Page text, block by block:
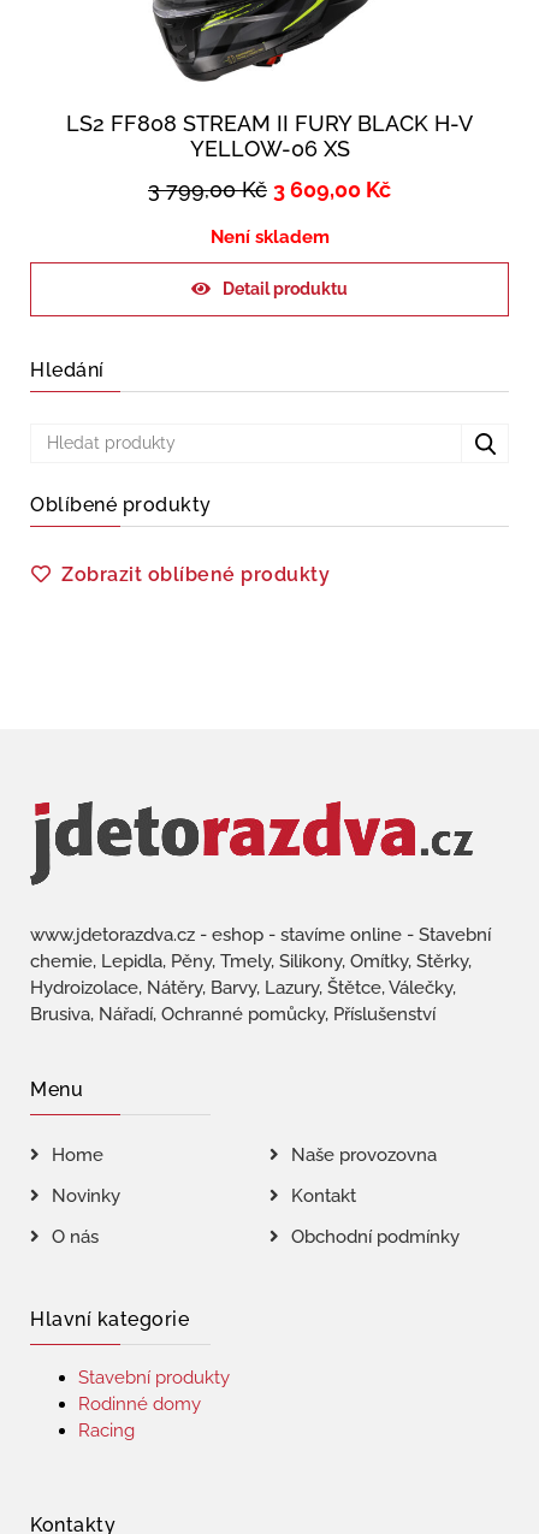
LS2 FF808 STREAM II FURY BLACK H-V
YELLOW-06 XS
3 799,00Kč 3 609,00 Kč
Není skladem
Detail produktu
Hledání
Oblíbené produkty
Zobrazit oblíbené produkty
www.jdetorazdva.cz - eshop - stavíme online - Stavební
chemie, Lepidla, Pěny, Tmely, Silikony, Omítky, Stěrky,
Hydroizolace, Nátěry, Barvy, Lazury, Štětce, Válečky,
Brusiva, Nářadí, Ochranné pomůcky, Příslušenství
Menu
Home
Naše provozovna
Novinky
Kontakt
O nás
Obchodní podmínky
Hlavní kategorie
Stavební produkty
Rodinné domy
Racing
Kontakty